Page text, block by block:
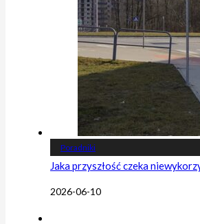
Poradniki
Jaka przyszłość czeka
2026-06-10